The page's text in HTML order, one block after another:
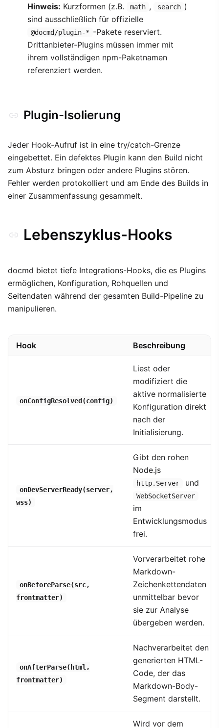
Hinweis: Kurzformen (z.B. math , search )
sind ausschließlich für offizielle
@docmd/plugin-* -Pakete reserviert.
Drittanbieter-Plugins müssen immer mit
ihrem vollständigen npm-Paketnamen
referenziert werden.
Plugin-Isolierung
Jeder Hook-Aufruf ist in eine try/catch-Grenze
eingebettet. Ein defektes Plugin kann den Build nicht
zum Absturz bringen oder andere Plugins stören.
Fehler werden protokolliert und am Ende des Builds in
einer Zusammenfassung gesammelt.
Lebenszyklus-Hooks
docmd bietet tiefe Integrations-Hooks, die es Plugins
ermöglichen, Konfiguration, Rohquellen und
Seitendaten während der gesamten Build-Pipeline zu
manipulieren.
Hook Beschreibung
onConfigResolved(config)
Liest oder
modifiziert die
aktive normalisierte
Konfiguration direkt
nach der
Initialisierung.
onDevServerReady(server,
wss)
Gibt den rohen
Node.js
http.Server und
WebSocketServer
im
Entwicklungsmodus
frei.
onBeforeParse(src,
frontmatter)
Vorverarbeitet rohe
Markdown-
Zeichenkettendaten
unmittelbar bevor
sie zur Analyse
übergeben werden.
onAfterParse(html,
frontmatter)
Nachverarbeitet den
generierten HTML-
Code, der das
Markdown-Body-
Segment darstellt.
Wird vor dem